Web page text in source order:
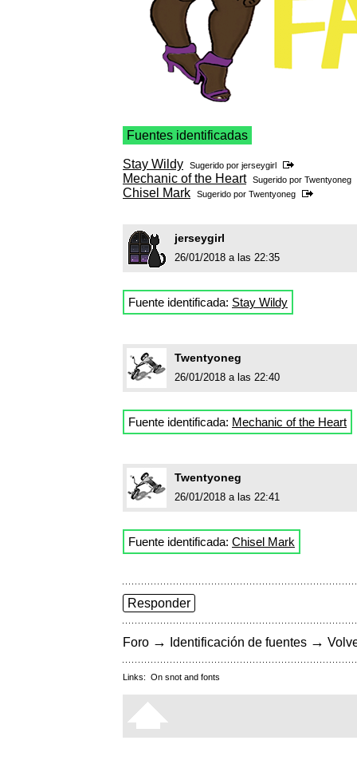
Fuentes identificadas
Stay Wildy Sugerido por jerseygirl
Mechanic of the Heart Sugerido por Twentyoneg
Chisel Mark Sugerido por Twentyoneg
jerseygirl
26/01/2018 a las 22:35
Fuente identificada: Stay Wildy
Twentyoneg
26/01/2018 a las 22:40
Fuente identificada: Mechanic of the Heart
Twentyoneg
26/01/2018 a las 22:41
Fuente identificada: Chisel Mark
Responder
Foro → Identificación de fuentes →
Links: On snot and fonts